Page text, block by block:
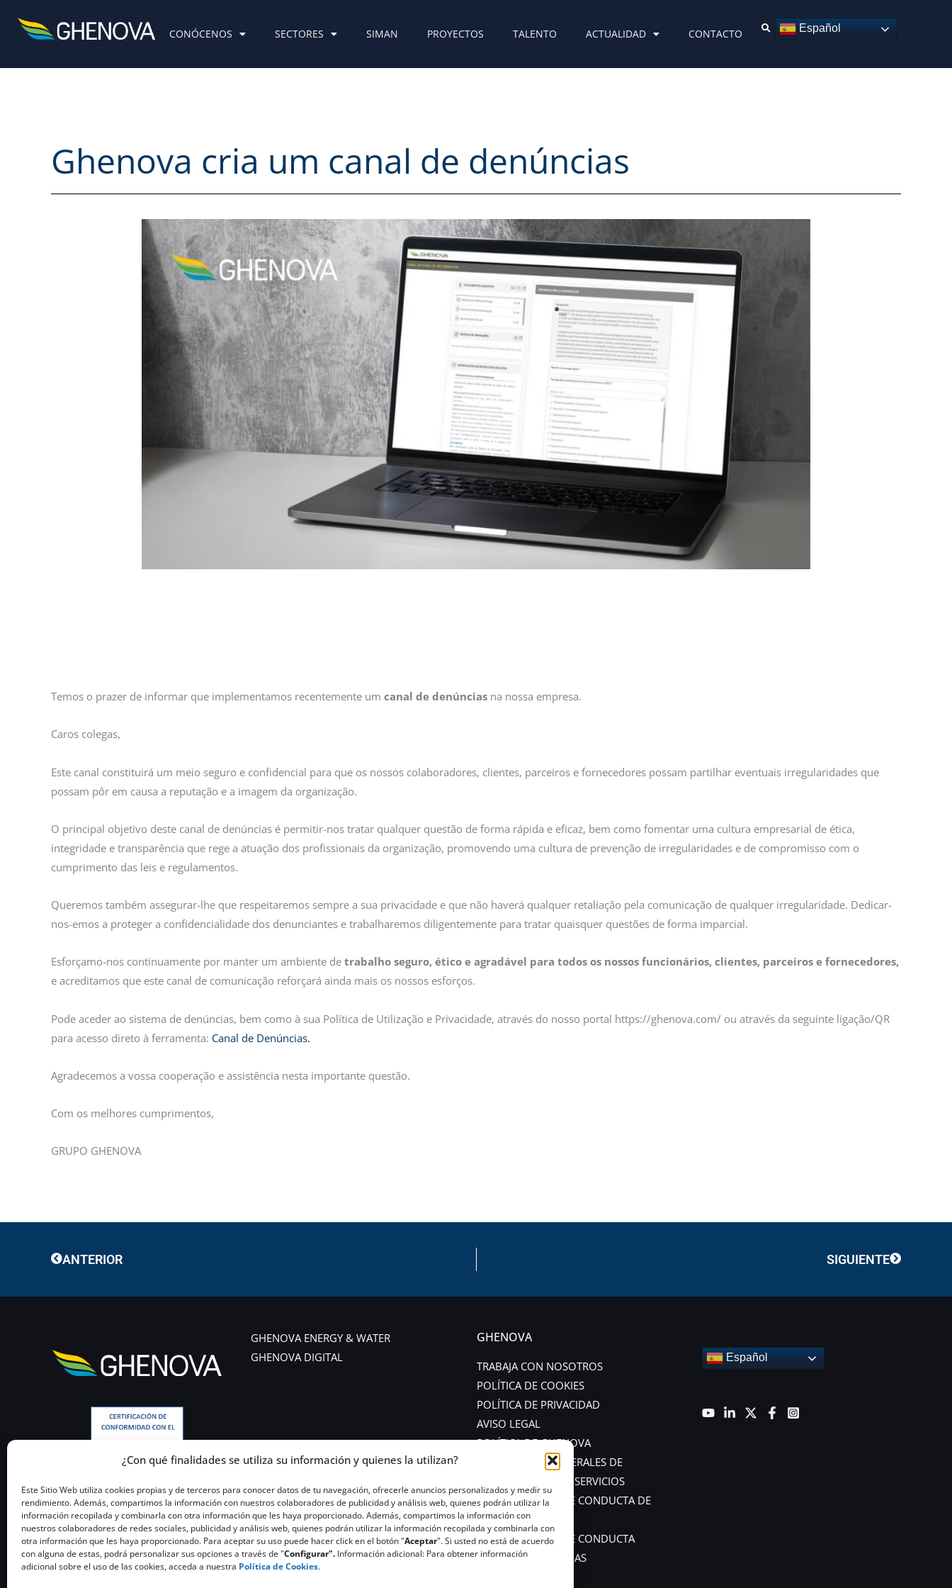
¿Con qué finalidades se utiliza su información y quienes la utilizan?
Este Sitio Web utiliza cookies propias y de terceros para conocer datos de tu navegación, ofrecerle anuncios personalizados y medir su
rendimiento. Además, compartimos la información con nuestros colaboradores de publicidad y análisis web, quienes podrán utilizar la
información recopilada y combinarla con otra información que les haya proporcionado. Además, compartimos la información con
nuestros colaboradores de redes sociales, publicidad y análisis web, quienes podrán utilizar la información recopilada y combinarla con
otra información que les haya proporcionado. Para aceptar su uso puede hacer click en el botón "Aceptar". Si usted no está de acuerdo
con alguna de estas, podrá personalizar sus opciones a través de "Configurar". Información adicional: Para obtener información
adicional sobre el uso de las cookies, acceda a nuestra Política de Cookies.
CONÓCENOS SECTORES SIMAN PROYECTOS TALENTO ACTUALIDAD CONTACTO Español
Ghenova cria um canal de denúncias
Temos o prazer de informar que implementamos recentemente um canal de denúncias na nossa empresa.
Caros colegas,
Este canal constituirá um meio seguro e confidencial para que os nossos colaboradores, clientes, parceiros e fornecedores possam partilhar eventuais irregularidades que
possam pôr em causa a reputação e a imagem da organização.
O principal objetivo deste canal de denúncias é permitir-nos tratar qualquer questão de forma rápida e eficaz, bem como fomentar uma cultura empresarial de ética,
integridade e transparência que rege a atuação dos profissionais da organização, promovendo uma cultura de prevenção de irregularidades e de compromisso com o
cumprimento das leis e regulamentos.
Queremos também assegurar-lhe que respeitaremos sempre a sua privacidade e que não haverá qualquer retaliação pela comunicação de qualquer irregularidade. Dedicar-
nos-emos a proteger a confidencialidade dos denunciantes e trabalharemos diligentemente para tratar quaisquer questões de forma imparcial.
Esforçamo-nos continuamente por manter um ambiente de trabalho seguro, ético e agradável para todos os nossos funcionários, clientes, parceiros e fornecedores,
e acreditamos que este canal de comunicação reforçará ainda mais os nossos esforços.
Pode aceder ao sistema de denúncias, bem como à sua Política de Utilização e Privacidade, através do nosso portal https://ghenova.com/ ou através da seguinte ligação/QR
para acesso direto à ferramenta: Canal de Denúncias.
Agradecemos a vossa cooperação e assistência nesta importante questão.
Com os melhores cumprimentos,
GRUPO GHENOVA
ANTERIOR SIGUIENTE
GHENOVA ENERGY & WATER
GHENOVA DIGITAL
GHENOVA
TRABAJA CON NOSOTROS
POLÍTICA DE COOKIES
POLÍTICA DE PRIVACIDAD
AVISO LEGAL
POLÍTICA DE GHENOVA
CONDICIONES GENERALES DE
CONTRATACIÓN DE SERVICIOS
CÓDIGO ÉTICO Y DE CONDUCTA DE
PROVEEDORES
CÓDIGO ÉTICO Y DE CONDUCTA
CANAL DE DENUNCIAS
Español